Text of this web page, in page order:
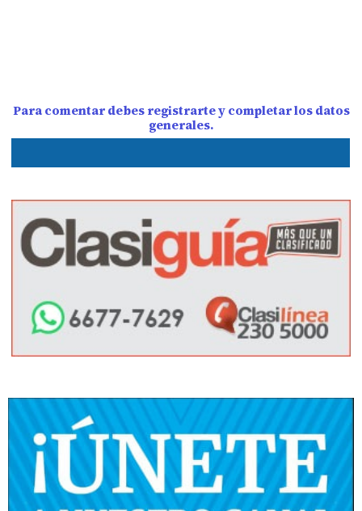
Para comentar debes registrarte y completar los datos
generales.